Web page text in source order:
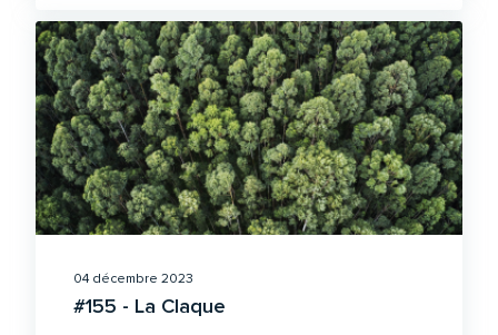
04 décembre 2023
#155 - La Claque